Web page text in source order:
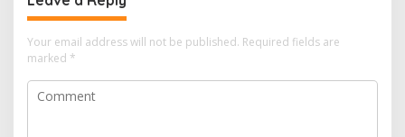
Your email address will not be published. Required fields are
marked *